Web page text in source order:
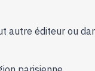
autre éditeur ou